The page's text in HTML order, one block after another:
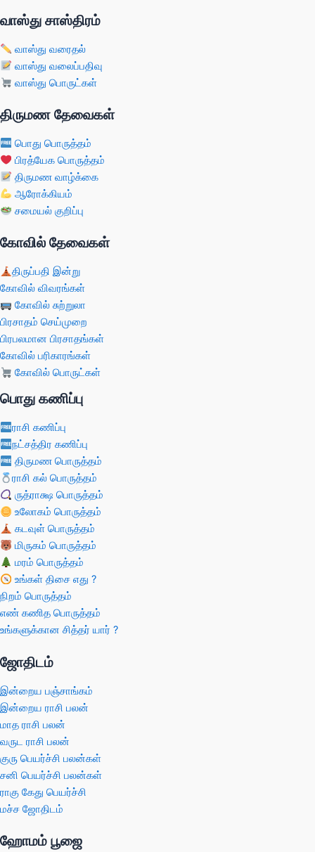
வாஸ்து சாஸ்திரம்
வாஸ்து வரைதல்
வாஸ்து வலைப்பதிவு
வாஸ்து பொருட்கள்
திருமண தேவைகள்
பொது பொருத்தம்
பிரத்யேக பொருத்தம்
திருமண வாழ்க்கை
ஆரோக்கியம்
சமையல் குறிப்பு
கோவில் தேவைகள்
திருப்பதி இன்று
கோவில் விவரங்கள்
கோவில் சுற்றுலா
பிரசாதம் செய்முறை
பிரபலமான பிரசாதங்கள்
கோவில் பரிகாரங்கள்
கோவில் பொருட்கள்
பொது கணிப்பு
ராசி கணிப்பு
நட்சத்திர கணிப்பு
திருமண பொருத்தம்
ராசி கல் பொருத்தம்
ருத்ராக்ஷ பொருத்தம்
உலோகம் பொருத்தம்
கடவுள் பொருத்தம்
மிருகம் பொருத்தம்
மரம் பொருத்தம்
உங்கள் திசை எது ?
நிறம் பொருத்தம்
எண் கணித பொருத்தம்
உங்களுக்கான சித்தர் யார் ?
ஜோதிடம்
இன்றைய பஞ்சாங்கம்
இன்றைய ராசி பலன்
மாத ராசி பலன்
வருட ராசி பலன்
குரு பெயர்ச்சி பலன்கள்
சனி பெயர்ச்சி பலன்கள்
ராகு கேது பெயர்ச்சி
மச்ச ஜோதிடம்
ஹோமம் பூஜை